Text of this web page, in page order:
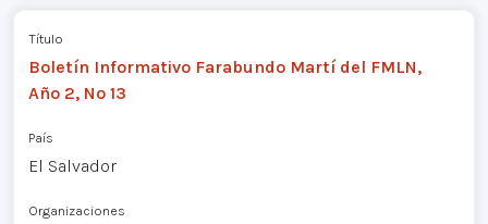
Título
Boletín Informativo Farabundo Martí del FMLN,
Año 2, Nº 13
País
El Salvador
Organizaciones